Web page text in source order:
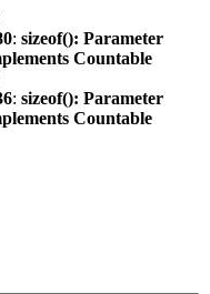
: sizeof(): Parameter
Countable
: sizeof(): Parameter
Countable